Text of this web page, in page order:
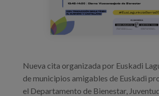
Nueva cita organizada por Euskadi
de municipios amigables de Euskadi
el Departamento de Bienestar,